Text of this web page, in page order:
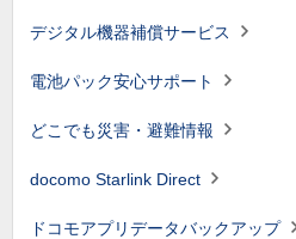
デジタル機器補償サービス
電池パック安心サポート
どこでも災害・避難情報
docomo Starlink Direct
ドコモアプリデータバックアップ